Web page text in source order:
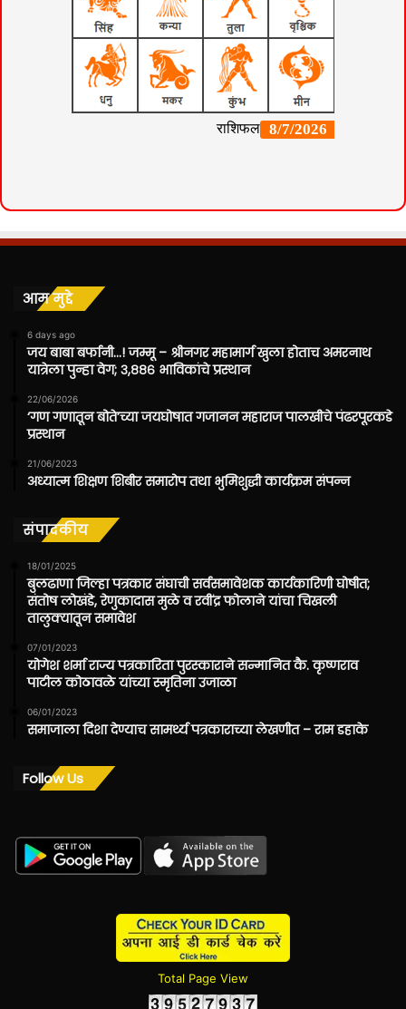
आम मुद्दे
6 days ago
जय बाबा बर्फानी…! जम्मू – श्रीनगर महामार्ग खुला होताच अमरनाथ
यात्रेला पुन्हा वेग; ३,८८६ भाविकांचे प्रस्थान
22/06/2026
‘गण गणातून बोते’च्या जयघोषात गजानन महाराज पालखीचे पंढरपूरकडे
प्रस्थान
21/06/2023
अध्यात्म शिक्षण शिबीर समारोप तथा भुमिशुद्धी कार्यक्रम संपन्न
संपादकीय
18/01/2025
बुलढाणा जिल्हा पत्रकार संघाची सर्वसमावेशक कार्यकारिणी घोषीत;
संतोष लोखंडे, रेणुकादास मुळे व रवींद्र फोलाने यांचा चिखली
तालुक्यातून समावेश
07/01/2023
योगेश शर्मा राज्य पत्रकारिता पुरस्काराने सन्मानित कै. कृष्णराव
पाटील कोठावळे यांच्या स्मृतिना उजाळा
06/01/2023
समाजाला दिशा देण्याच सामर्थ्य पत्रकाराच्या लेखणीत – राम डहाके
Follow Us
Total Page View